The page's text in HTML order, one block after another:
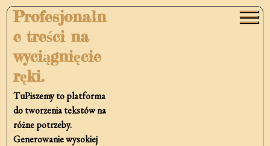
Skip
content
Profesjonaln
e treści na
wyciągnięcie
ręki.
TuPiszemy to platforma
do tworzenia tekstów na
różne potrzeby.
Generowanie wysokiej